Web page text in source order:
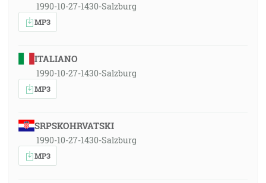
1990-10-27-1430-Salzburg
MP3
ITALIANO
1990-10-27-1430-Salzburg
MP3
SRPSKOHRVATSKI
1990-10-27-1430-Salzburg
MP3